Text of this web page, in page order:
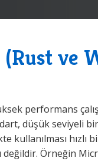
ve
performans
düşük seviyeli
hızlı
değildir. Örneğin